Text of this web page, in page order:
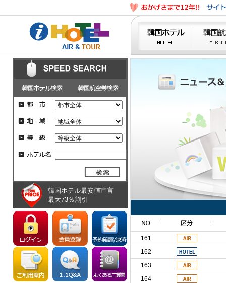
韓国ホテル最安値宣言
最大73％割引
161
162
163
164